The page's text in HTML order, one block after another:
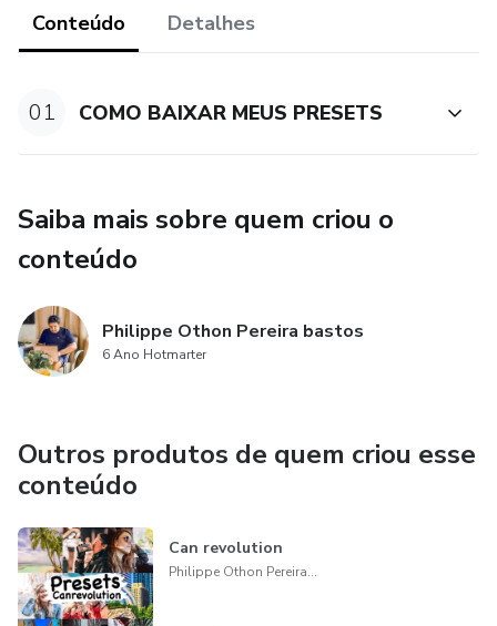
Conteúdo Detalhes
01 COMO BAIXAR MEUS PRESETS
Saiba mais sobre quem criou o
conteúdo
Philippe Othon Pereira bastos
6 Ano Hotmarter
Outros produtos de quem criou esse
conteúdo
Can revolution
Philippe Othon Pereira bastos